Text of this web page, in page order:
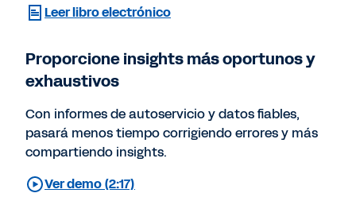
Leer libro electrónico
Proporcione insights más oportunos y
exhaustivos
Con informes de autoservicio y datos fiables,
pasará menos tiempo corrigiendo errores y más
compartiendo insights.
Ver demo (2:17)